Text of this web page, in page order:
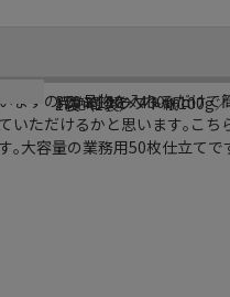
ますので､品物を入れるだけで
ただけるかと思います｡こち
｡大容量の業務用50枚仕立てで
320×110×430mm
片艶晒クラフト紙100g
1袋（1袋）